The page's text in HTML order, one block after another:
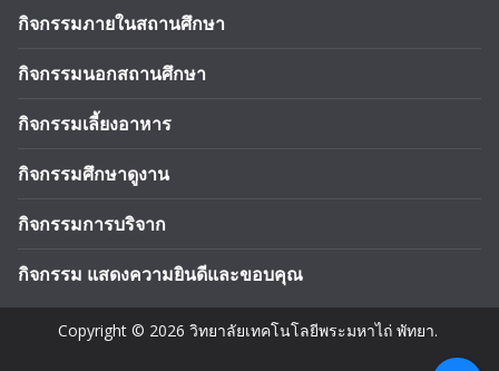
กิจกรรมภายในสถานศึกษา
กิจกรรมนอกสถานศึกษา
กิจกรรมเลี้ยงอาหาร
กิจกรรมศึกษาดูงาน
กิจกรรมการบริจาก
กิจกรรม แสดงความยินดีและขอบคุณ
Copyright © 2026 วิทยาลัยเทคโนโลยีพระมหาไถ่ พัทยา.